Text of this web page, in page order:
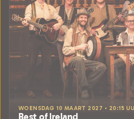
WOENSDAG 10 MAART 2027 • 20:15